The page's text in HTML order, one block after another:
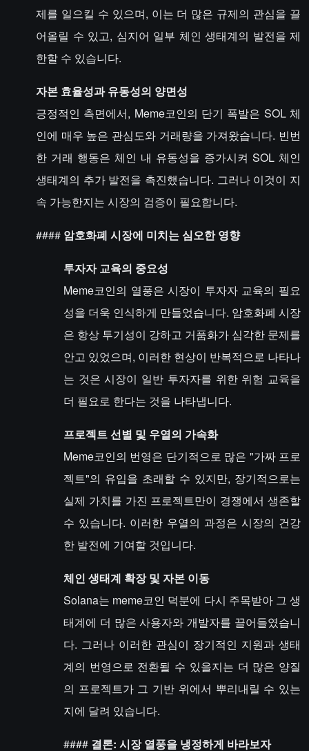
제를 일으킬 수 있으며, 이는 더 많은 규제의 관심을 끌
어올릴 수 있고, 심지어 일부 체인 생태계의 발전을 제
한할 수 있습니다.
자본 효율성과 유동성의 양면성
긍정적인 측면에서, Meme코인의 단기 폭발은 SOL 체
인에 매우 높은 관심도와 거래량을 가져왔습니다. 빈번
한 거래 행동은 체인 내 유동성을 증가시켜 SOL 체인
생태계의 추가 발전을 촉진했습니다. 그러나 이것이 지
속 가능한지는 시장의 검증이 필요합니다.
#### 암호화폐 시장에 미치는 심오한 영향
투자자 교육의 중요성
Meme코인의 열풍은 시장이 투자자 교육의 필요
성을 더욱 인식하게 만들었습니다. 암호화폐 시장
은 항상 투기성이 강하고 거품화가 심각한 문제를
안고 있었으며, 이러한 현상이 반복적으로 나타나
는 것은 시장이 일반 투자자를 위한 위험 교육을
더 필요로 한다는 것을 나타냅니다.
프로젝트 선별 및 우열의 가속화
Meme코인의 번영은 단기적으로 많은 "가짜 프로
젝트"의 유입을 초래할 수 있지만, 장기적으로는
실제 가치를 가진 프로젝트만이 경쟁에서 생존할
수 있습니다. 이러한 우열의 과정은 시장의 건강
한 발전에 기여할 것입니다.
체인 생태계 확장 및 자본 이동
Solana는 meme코인 덕분에 다시 주목받아 그 생
태계에 더 많은 사용자와 개발자를 끌어들였습니
다. 그러나 이러한 관심이 장기적인 지원과 생태
계의 번영으로 전환될 수 있을지는 더 많은 양질
의 프로젝트가 그 기반 위에서 뿌리내릴 수 있는
지에 달려 있습니다.
#### 결론: 시장 열풍을 냉정하게 바라보자